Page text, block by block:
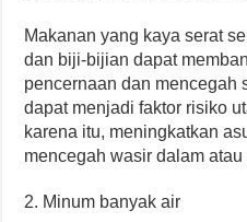
Makanan yang kaya serat
dan biji-bijian dapat
pencernaan dan mencegah
dapat menjadi faktor risiko
karena itu, meningkatkan
mencegah wasir dalam
2. Minum banyak air